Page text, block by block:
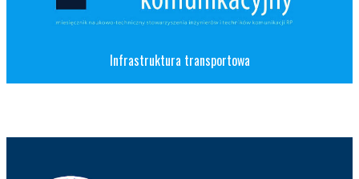
Infrastruktura transportowa